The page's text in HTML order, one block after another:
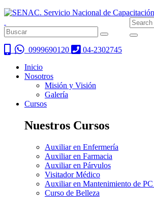
0999690120
04-2302745
Inicio
Nosotros
Misión y Visión
Galería
Cursos
Nuestros Cursos
Auxiliar en Enfermería
Auxiliar en Farmacia
Auxiliar en Párvulos
Visitador Médico
Auxiliar en Mantenimiento de
Curso de Belleza